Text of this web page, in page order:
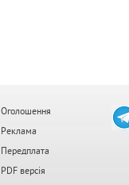
Оголошення
Реклама
Передплата
PDF версія